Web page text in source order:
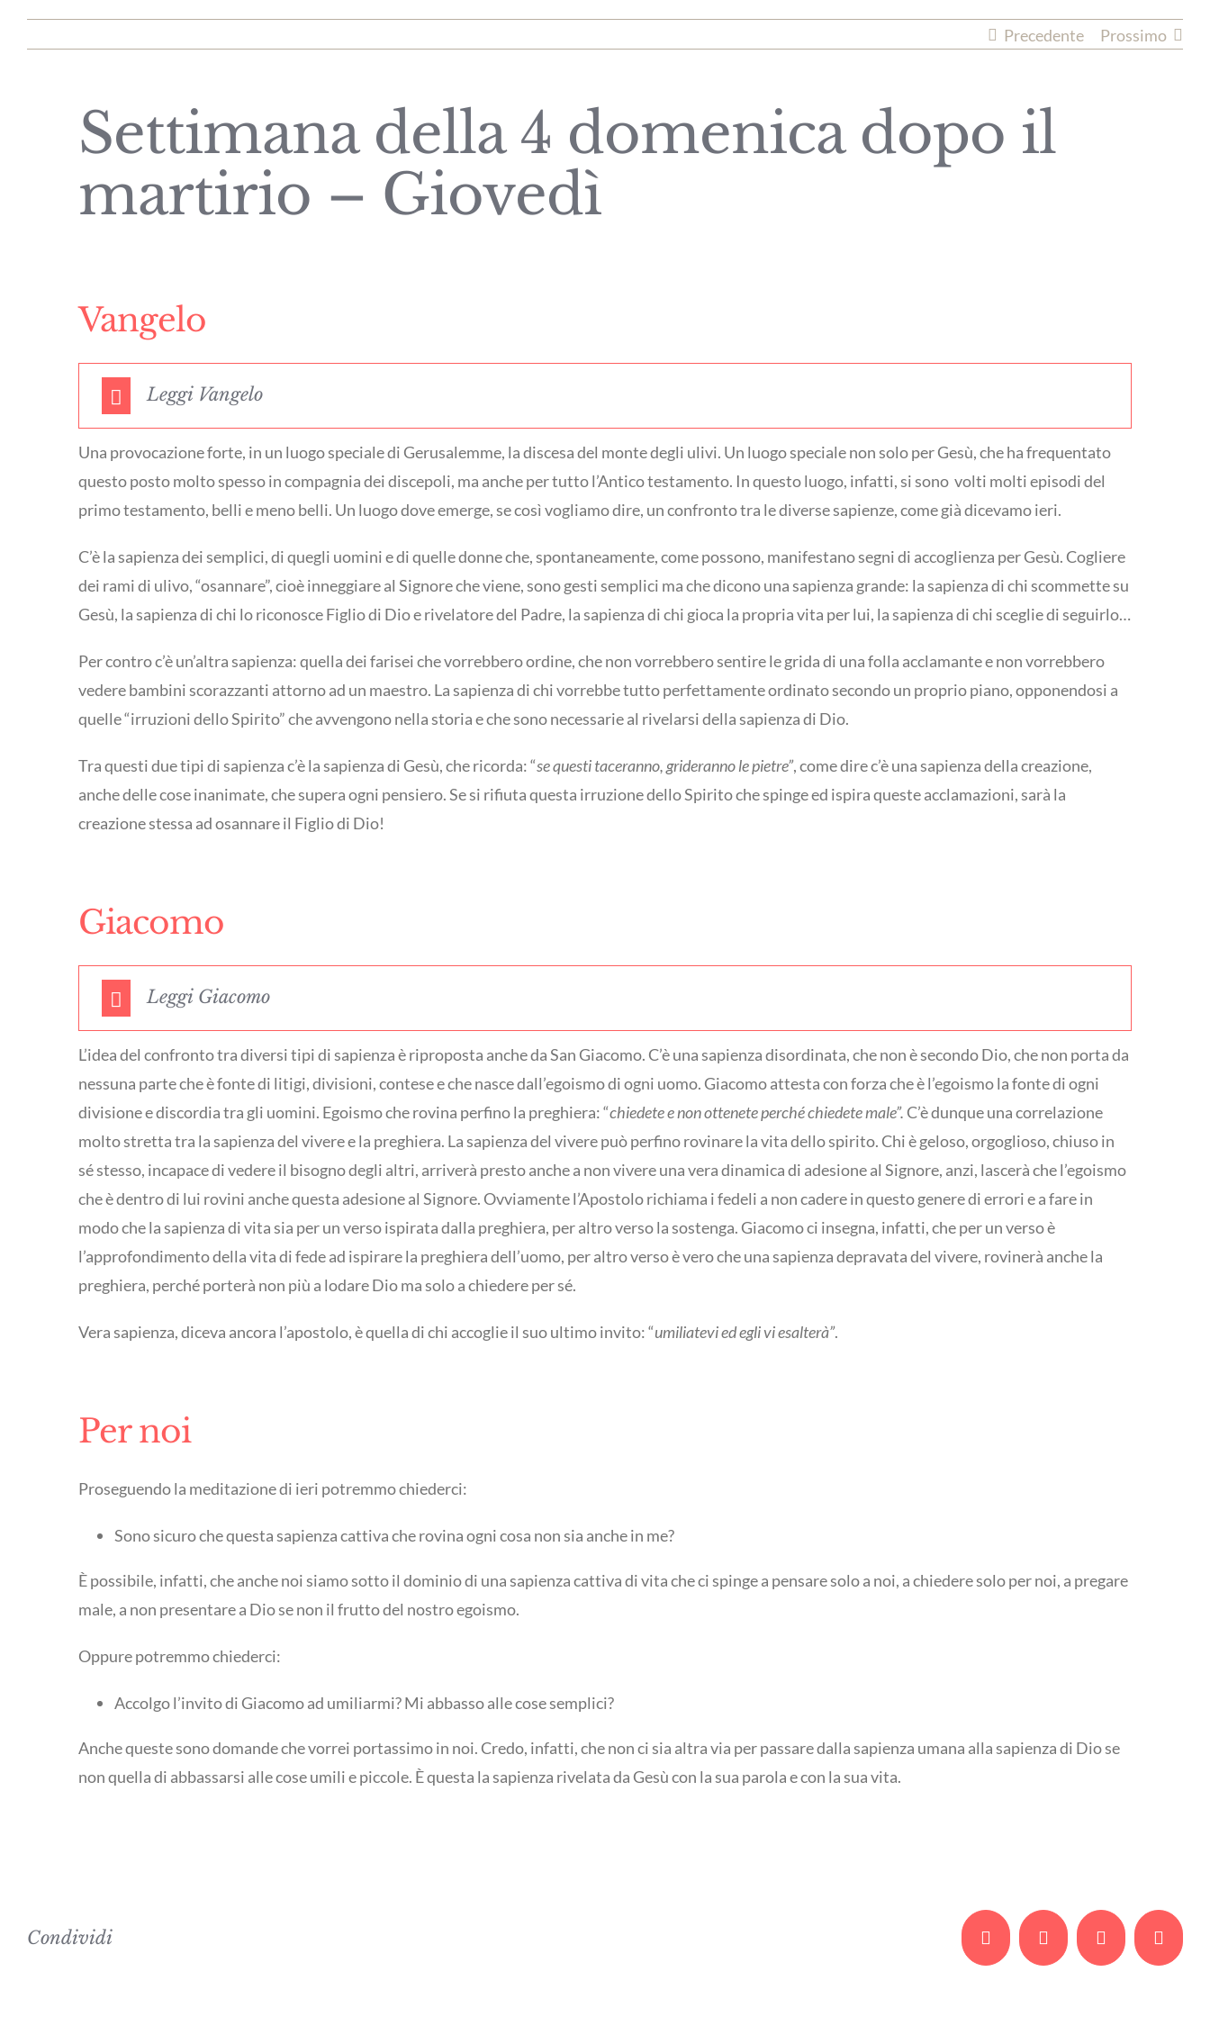
Precedente Prossimo
Settimana della 4 domenica dopo il
martirio – Giovedì
Vangelo
Leggi Vangelo
Una provocazione forte, in un luogo speciale di Gerusalemme, la discesa del monte degli ulivi. Un luogo speciale non solo per Gesù, che ha frequentato
questo posto molto spesso in compagnia dei discepoli, ma anche per tutto l’Antico testamento. In questo luogo, infatti, si sono volti molti episodi del
primo testamento, belli e meno belli. Un luogo dove emerge, se così vogliamo dire, un confronto tra le diverse sapienze, come già dicevamo ieri.
C’è la sapienza dei semplici, di quegli uomini e di quelle donne che, spontaneamente, come possono, manifestano segni di accoglienza per Gesù. Cogliere
dei rami di ulivo, “osannare”, cioè inneggiare al Signore che viene, sono gesti semplici ma che dicono una sapienza grande: la sapienza di chi scommette su
Gesù, la sapienza di chi lo riconosce Figlio di Dio e rivelatore del Padre, la sapienza di chi gioca la propria vita per lui, la sapienza di chi sceglie di seguirlo…
Per contro c’è un’altra sapienza: quella dei farisei che vorrebbero ordine, che non vorrebbero sentire le grida di una folla acclamante e non vorrebbero
vedere bambini scorazzanti attorno ad un maestro. La sapienza di chi vorrebbe tutto perfettamente ordinato secondo un proprio piano, opponendosi a
quelle “irruzioni dello Spirito” che avvengono nella storia e che sono necessarie al rivelarsi della sapienza di Dio.
Tra questi due tipi di sapienza c’è la sapienza di Gesù, che ricorda: “se questi taceranno, grideranno le pietre”, come dire c’è una sapienza della creazione,
anche delle cose inanimate, che supera ogni pensiero. Se si rifiuta questa irruzione dello Spirito che spinge ed ispira queste acclamazioni, sarà la
creazione stessa ad osannare il Figlio di Dio!
Giacomo
Leggi Giacomo
L’idea del confronto tra diversi tipi di sapienza è riproposta anche da San Giacomo. C’è una sapienza disordinata, che non è secondo Dio, che non porta da
nessuna parte che è fonte di litigi, divisioni, contese e che nasce dall’egoismo di ogni uomo. Giacomo attesta con forza che è l’egoismo la fonte di ogni
divisione e discordia tra gli uomini. Egoismo che rovina perfino la preghiera: “chiedete e non ottenete perché chiedete male”.C’è dunque una correlazione
molto stretta tra la sapienza del vivere e la preghiera. La sapienza del vivere può perfino rovinare la vita dello spirito. Chi è geloso, orgoglioso, chiuso in
sé stesso, incapace di vedere il bisogno degli altri, arriverà presto anche a non vivere una vera dinamica di adesione al Signore, anzi, lascerà che l’egoismo
che è dentro di lui rovini anche questa adesione al Signore. Ovviamente l’Apostolo richiama i fedeli a non cadere in questo genere di errori e a fare in
modo che la sapienza di vita sia per un verso ispirata dalla preghiera, per altro verso la sostenga. Giacomo ci insegna, infatti, che per un verso è
l’approfondimento della vita di fede ad ispirare la preghiera dell’uomo, per altro verso è vero che una sapienza depravata del vivere, rovinerà anche la
preghiera, perché porterà non più a lodare Dio ma solo a chiedere per sé.
Vera sapienza, diceva ancora l’apostolo, è quella di chi accoglie il suo ultimo invito: “umiliatevi ed egli vi esalterà”.
Per noi
Proseguendo la meditazione di ieri potremmo chiederci:
Sono sicuro che questa sapienza cattiva che rovina ogni cosa non sia anche in me?
È possibile, infatti, che anche noi siamo sotto il dominio di una sapienza cattiva di vita che ci spinge a pensare solo a noi, a chiedere solo per noi, a pregare
male, a non presentare a Dio se non il frutto del nostro egoismo.
Oppure potremmo chiederci:
Accolgo l’invito di Giacomo ad umiliarmi? Mi abbasso alle cose semplici?
Anche queste sono domande che vorrei portassimo in noi. Credo, infatti, che non ci sia altra via per passare dalla sapienza umana alla sapienza di Dio se
non quella di abbassarsi alle cose umili e piccole. È questa la sapienza rivelata da Gesù con la sua parola e con la sua vita.
Condividi Facebook Twitter Whatsapp Email